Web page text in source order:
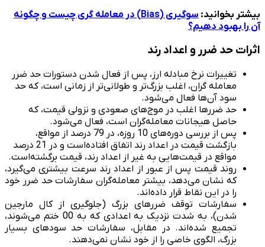
بیشتر بخوانید:
سوگیری (Bias) در معامله گری چیست و چگونه
آن را بهبود دهیم؟
اثرات حد ضرر و اعداد رند
تغییرات نرخ مبادله ارز، پس از فعال شدن دستورات حد ضرر
معامله گران، اغلب بزرگ‌تر و طولانی‌تر از زمانی است، که حد
سود آن‌ها فعال می‌شود.
حد ضررها اغلب در موج‌های صعودی و نزولی قیمت، که
حاصل هیجانات معامله‌گران است، فعال می‌شود.
پس از بررسی دوره‌های 10 روزه، در 79 درصد از مواقع،
بازگشت قیمت در اعداد رند اتفاق افتاده‌است و در 21 درصد
مواقع در قیمت‌هایی به غیر از اعداد رند، قیمت برگشته‌است.
روند قیمت پس از عبور از اعداد رند سرعت بیشتری می‌گیرد،
که نشان می‌دهد، بیشتر معامله‌گران سفارشات حد ضرر خود
را در این نقاط قرار داده‌اند.
سفارشات توقف ضررهای بزرگ (جلوگیری از کال مارجین
شدن)، به شدت نزدیک به اعدادی که به 00 ختم می‌شوند،
تجمیع شده‌اند. در مقابل، سفارشات حد سودهای بسیار
بزرگ، الگوی خاصی را از خود نشان نمی‌دهند.